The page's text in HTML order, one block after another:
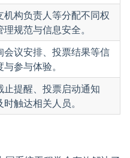
机构负责人等分配不同权
规范与信息安全。
会议安排、投票结果等信
参与体验。
止提醒、投票启动通知
触达相关人员。